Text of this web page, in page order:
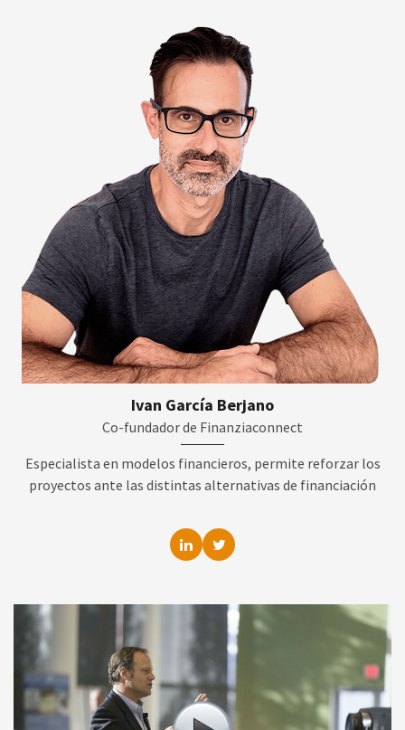
Ivan García Berjano
Co-fundador de Finanziaconnect
Especialista en modelos financieros, permite reforzar los
proyectos ante las distintas alternativas de financiación